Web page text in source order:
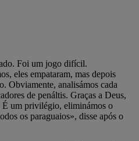
Foi um jogo difícil.
eles empataram, mas depois
Obviamente, analisámos cada
de penáltis. Graças a Deus,
É um privilégio, eliminámos o
os paraguaios», disse após o